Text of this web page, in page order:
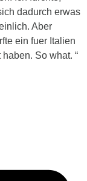
dadurch erwas
Aber
ein fuer Italien
So what. “